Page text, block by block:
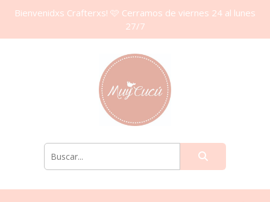
Bienvenidxs Crafterxs! 🩷 Cerramos de viernes 24 al lunes
27/7